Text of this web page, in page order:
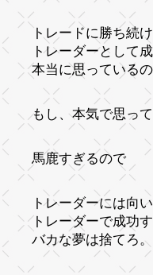
トレードに勝ち続け
トレーダーとして
本当に思っている
もし、本気で思っ
馬鹿すぎるので
トレーダーには向
トレーダーで成功
バカな夢は捨てろ。